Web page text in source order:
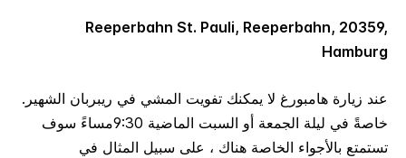
Reeperbahn St. Pauli, Reeperbahn, 20359,
Hamburg
عند زيارة هامبورغ لا يمكنك تفويت المشي في ريبربان الشهير.
خاصةً في ليلة الجمعة أو السبت الماضية 9:30مساءً سوف
تستمتع بالأجواء الخاصة هناك ، على سبيل المثال في